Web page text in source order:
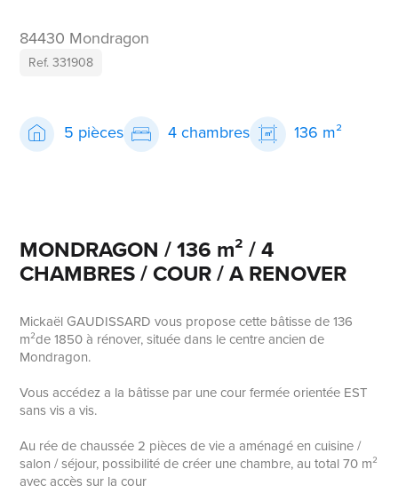
84430 Mondragon
Ref. 331908
5 pièces 4 chambres 136 m²
MONDRAGON / 136 m² / 4
CHAMBRES / COUR / A RENOVER
Mickaël GAUDISSARD vous propose cette bâtisse de 136
m²de 1850 à rénover, située dans le centre ancien de
Mondragon.
Vous accédez a la bâtisse par une cour fermée orientée EST
sans vis a vis.
Au rée de chaussée 2 pièces de vie a aménagé en cuisine /
salon / séjour, possibilité de créer une chambre, au total 70 m²
avec accès sur la cour